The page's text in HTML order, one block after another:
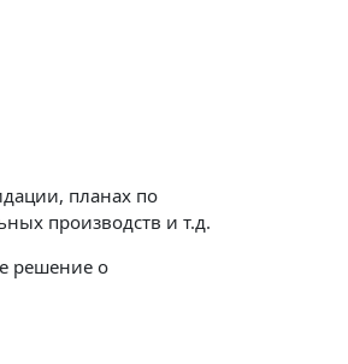
планах по
производств и т.д.
решение о